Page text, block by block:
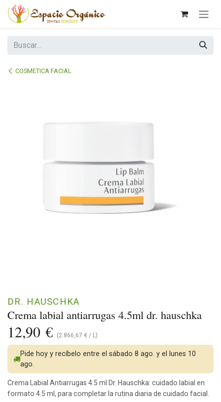
Ir al contenido
COSMETICA FACIAL
Crema labial antiarrugas 4.5ml dr. hauschka
DR. HAUSCHKA
12,90 € (2.866,67 € / L )
Pide hoy y recíbelo entre el sábado 8 ago. y el lunes 10
ago.
Crema Labial Antiarrugas 4.5 ml Dr. Hauschka: cuidado labial en
formato 4.5 ml, para completar la rutina diaria de cuidado facial.